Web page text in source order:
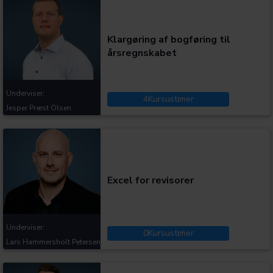
Klargøring af bogføring til
årsregnskabet
4Kursustimer
Underviser:
Jesper Præst Olsen
Excel for revisorer
0Kursustimer
Underviser:
Lars Hammersholt Petersen